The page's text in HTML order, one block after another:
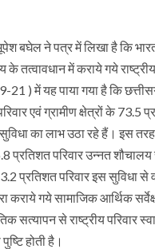
बघेल ने पत्र में लिखा है कि
के तत्वावधान में कराये गये
21 ) में यह पाया गया है कि
एवं ग्रामीण क्षेत्रों के 73.5
का लाभ उठा रहे हैं। इस
प्रतिशत परिवार उन्नत
प्रतिशत परिवार इस सुविधा से
कराये गये सामाजिक आर्थिक
सत्यापन से राष्ट्रीय परिवार
होती है।